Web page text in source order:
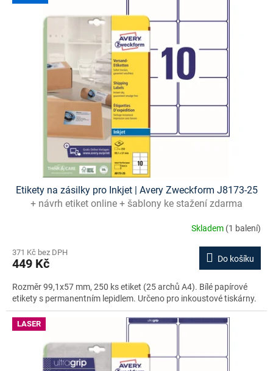
Etikety na zásilky pro Inkjet | Avery Zweckform J8173-25
+ návrh etiket online + šablony ke stažení zdarma
Skladem (1 balení)
371 Kč bez DPH
449 Kč Do košíku
Rozměr 99,1x57 mm, 250 ks etiket (25 archů A4). Bílé papírové
etikety s permanentním lepidlem. Určeno pro inkoustové tiskárny.
LASER